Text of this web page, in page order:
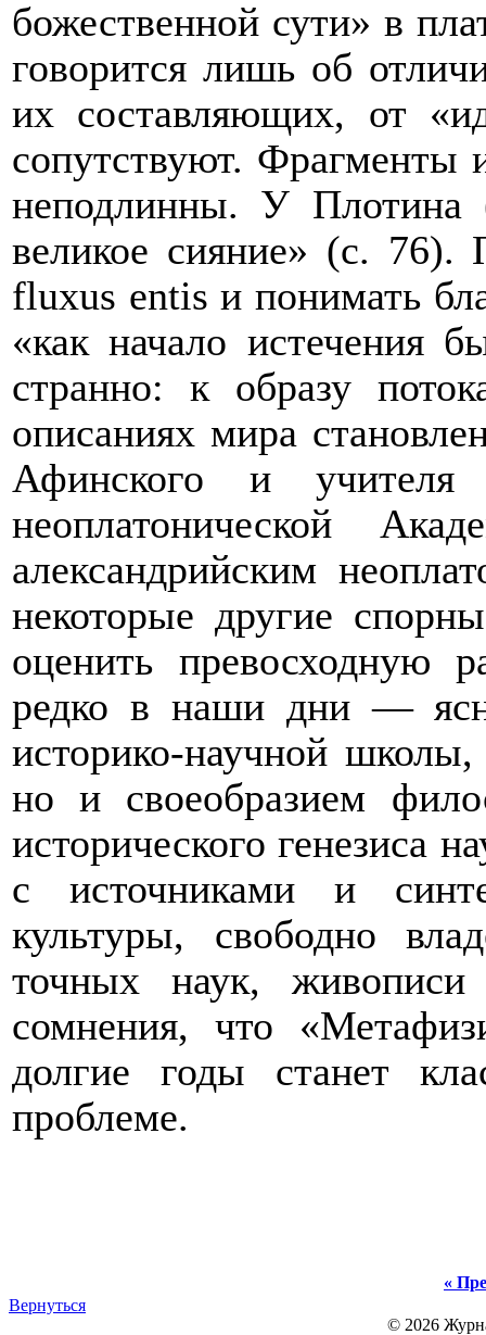
божественной сути» в
говорится лишь об
их составляющих, от
сопутствуют. Фрагменты
неподлинны. У Плотина
великое сияние» (с. 76).
fluxus entis и понимать
«как начало истечения
странно: к образу
описаниях мира
Афинского и учителя
неоплатонической
александрийским
некоторые другие
оценить превосходную
редко в наши дни —
историко-научной
но и своеобразием
исторического генезиса
с источниками и
культуры, свободно
точных наук,
сомнения, что
долгие годы станет
проблеме.
«
Вернуться
© 2026